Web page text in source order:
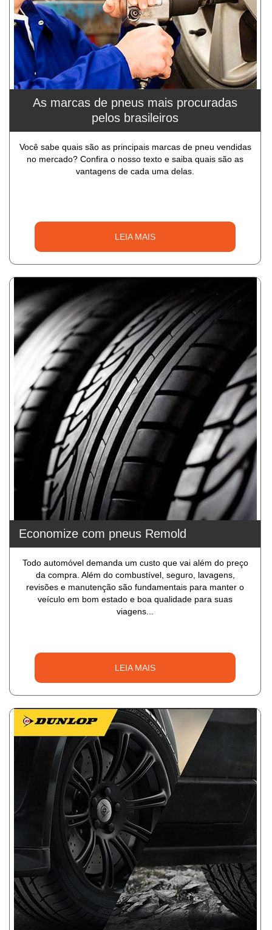
As marcas de pneus mais procuradas
pelos brasileiros
Você sabe quais são as principais marcas de pneu vendidas
no mercado? Confira o nosso texto e saiba quais são as
vantagens de cada uma delas.
LEIA MAIS
Economize com pneus Remold
Todo automóvel demanda um custo que vai além do preço
da compra. Além do combustível, seguro, lavagens,
revisões e manutenção são fundamentais para manter o
veículo em bom estado e boa qualidade para suas
viagens...
LEIA MAIS